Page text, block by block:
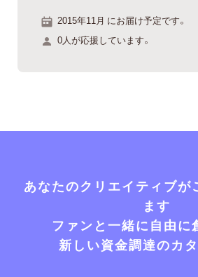
2015年11月 にお届け予定です。
0人が応援しています。
あなたのクリエイティブが
ます
ファンと一緒に自由に
新しい資金調達のカ